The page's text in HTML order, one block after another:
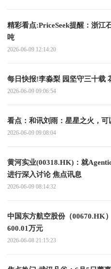
精彩看点:PriceSeek提醒：浙江
吨
2026-06-09 12:14:20
2026-06-09 09:06:54
看点：和讯刘雨：星星之火，可
2026-06-09 09:08:04
黄河实业(00318.HK)：就
进行深入讨论 焦点讯息
2026-06-09 08:14:32
中国东方航空股份（00670.HK
600.01万元
2026-06-08 21:15:23